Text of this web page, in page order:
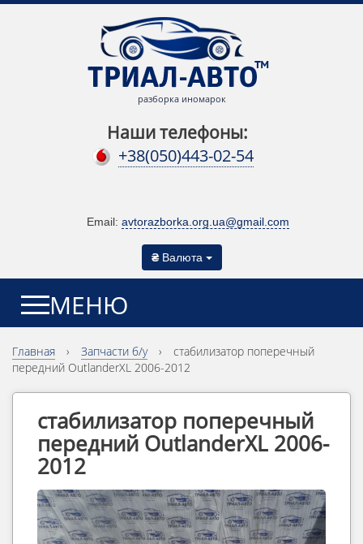
разборка иномарок
Наши телефоны:
+38(050)443-02-54
Email: avtorazborka.org.ua@gmail.com
₴ Валюта
МЕНЮ
Главная › Запчасти б/у ›
стабилизатор поперечный
передний OutlanderXL 2006-2012
стабилизатор поперечный
передний OutlanderXL 2006-
2012